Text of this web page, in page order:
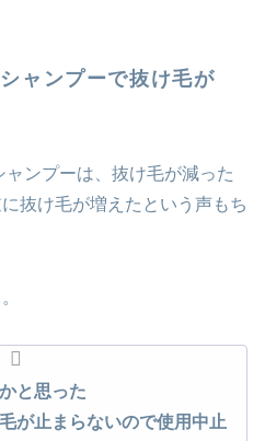
ャンプーで抜け毛が
ンプーは、抜け毛が減った
抜け毛が増えたという声もち
と思った
が止まらないので使用中止